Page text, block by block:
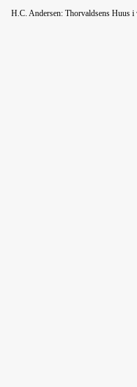
H.C. Andersen: Thorvaldsens Huus